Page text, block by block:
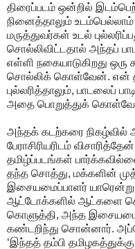
திரைப்படம் ஒன்றில்
நினைத்தாலும் உடம்பெல்லாம்
மருத்துவர்கள் உடல்
சொல்லிவிட்டதால் அந்தப்
எள்ளி நகையாடுகிறது ஒரு
சொல்லிக் கொள்வேன். என்
புல்லரித்தாலும், பாடலைப்
அதை பொறுத்துக்
அந்தக் கடற்கரை நிகழ்வில்
பேராசிரியரிடம்
தமிழ்ப்படங்கள்
தந்த சொத்து, மக்களின்
இசையமைப்பாளர் யாரென்று
ஆட்டோக்களில் ஆட்களை
கொளுத்தி, அந்த
கண்டறிந்து சொன்னார்.
‘இந்தத் தம்பி